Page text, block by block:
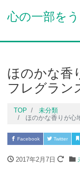
心の一部を
ほのかな香
フレグラ
TOP
未分類
ほのかな香りが心
Facebook Twitter
2017年2月7日